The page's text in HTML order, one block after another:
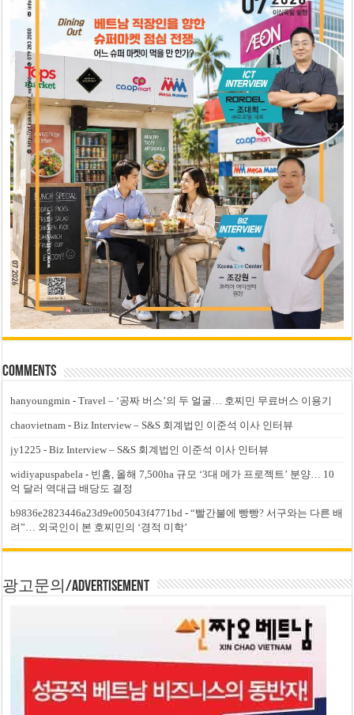
Comments
hanyoungmin -Travel – ‘공짜 버스’의 두 얼굴… 호찌민 무료버스 이용기
chaovietnam -Biz Interview – S&S 회계법인 이준석 이사 인터뷰
jy1225 -Biz Interview – S&S 회계법인 이준석 이사 인터뷰
widiyapuspabela - 빈홈, 올해 7,500ha 규모 ‘3대 메가 프로젝트’ 분양… 10
억 달러 역대급 배당도 결정
b9836e2823446a23d9e005043f4771bd -“빨간불에 빵빵? 서구와는 다른 배
려”… 외국인이 본 호찌민의 ‘경적 미학’
광고문의/Advertisement